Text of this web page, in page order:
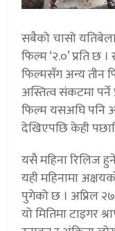
सबैको चासो
फिल्म ‘२.०’ प्रति छ
फिल्मसँग अन्य तीन
अस्तित्व संकटमा
फिल्म यसअघि पनि
देखिएपछि केही
यसै महिना रिलिज
यही महिनामा
पुगेको छ । अप्रिल
यो मितिमा टाइगर